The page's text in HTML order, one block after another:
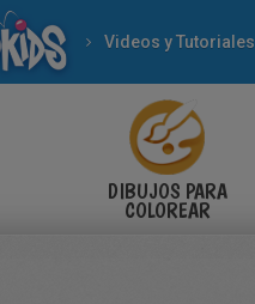
Videos y Tutoriales
DIBUJOS PARA
COLOREAR